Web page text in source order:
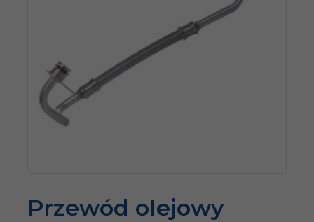
Przewód olejowy